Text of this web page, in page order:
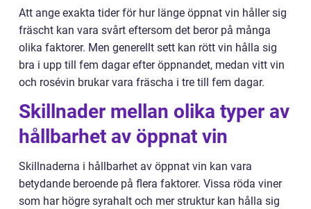
Att ange exakta tider för hur länge öppnat vin håller sig
fräscht kan vara svårt eftersom det beror på många
olika faktorer. Men generellt sett kan rött vin hålla sig
bra i upp till fem dagar efter öppnandet, medan vitt vin
och rosévin brukar vara fräscha i tre till fem dagar.
Skillnader mellan olika typer av
hållbarhet av öppnat vin
Skillnaderna i hållbarhet av öppnat vin kan vara
betydande beroende på flera faktorer. Vissa röda viner
som har högre syrahalt och mer struktur kan hålla sig